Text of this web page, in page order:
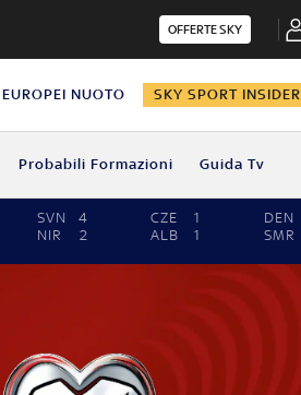
OFFERTE SKY
EUROPEI NUOTO SKY SPORT INSIDER
Probabili Formazioni Guida Tv
SVN
4
NIR
2
CZE
1
ALB
1
DEN
SMR